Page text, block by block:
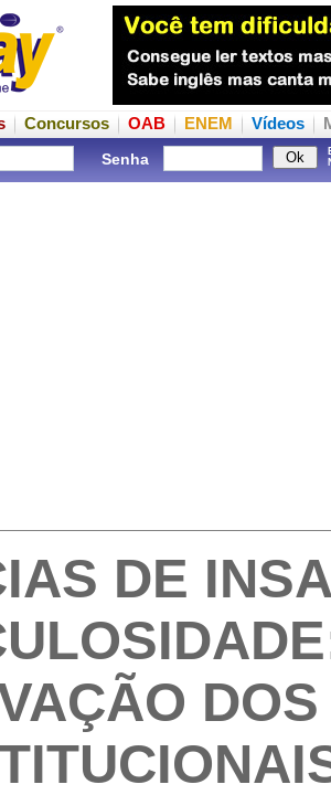
Concursos OAB ENEM Vídeos
Senha
DE